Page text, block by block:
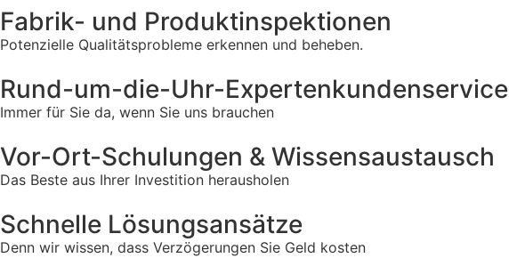
Fabrik- und Produktinspektionen
Potenzielle Qualitätsprobleme erkennen und beheben.
Rund-um-die-Uhr-Expertenkundenservice
Immer für Sie da, wenn Sie uns brauchen
Vor-Ort-Schulungen & Wissensaustausch
Das Beste aus Ihrer Investition herausholen
Schnelle Lösungsansätze
Denn wir wissen, dass Verzögerungen Sie Geld kosten